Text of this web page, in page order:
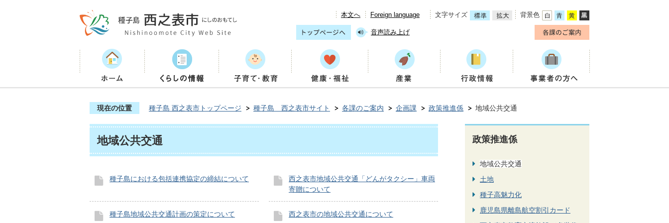
本文へ Foreign language 文字サイズ 背景色
音声読み上げ
現在の位置 種子島 西之表市トップページ 種子島 西之表市サイト 各課のご案内 企画課 政策推進係 地域公共交通
地域公共交通
種子島における包括連携協定の締結について
西之表市地域公共交通「どんがタクシー」車両
寄贈について
種子島地域公共交通計画の策定について 西之表市の地域公共交通について
政策推進係
地域公共交通
土地
種子高魅力化
鹿児島県離島航空割引カード